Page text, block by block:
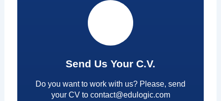
Send Us Your C.V.
Do you want to work with us? Please, send
your CV to contact@edulogic.com